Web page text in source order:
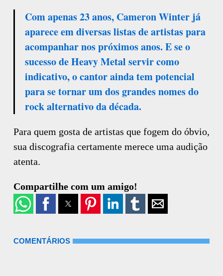
Com apenas 23 anos, Cameron Winter já
aparece em diversas listas de artistas para
acompanhar nos próximos anos. E se o
sucesso de Heavy Metal servir como
indicativo, o cantor ainda tem potencial
para se tornar um dos grandes nomes do
rock alternativo da década.
Para quem gosta de artistas que fogem do óbvio,
sua discografia certamente merece uma audição
atenta.
Compartilhe com um amigo!
COMENTÁRIOS